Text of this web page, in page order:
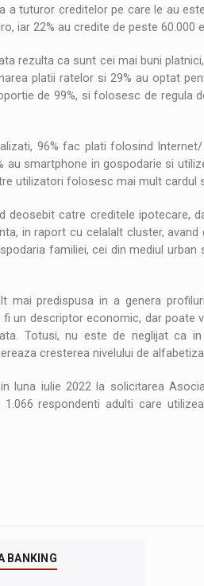
a tuturor creditelor pe care le au
iar 22% au credite de peste 60.000
rezulta ca sunt cei mai buni
platii ratelor si 29% au optat
de 99%, si folosesc de regula
96% fac plati folosind
au smartphone in gospodarie si
utilizatori folosesc mai mult cardul
deosebit catre creditele ipotecare,
in raport cu celalalt cluster,
familiei, cei din mediul
mai predispusa in a genera
un descriptor economic, dar poate
Totusi, nu este de neglijat ca
cresterea nivelului de
luna iulie 2022 la solicitarea
respondenti adulti care
BANKING